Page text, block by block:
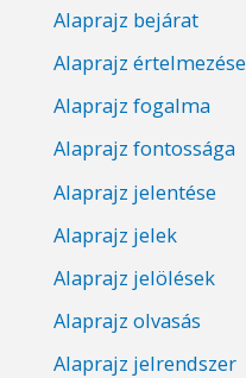
Alaprajz bejárat
Alaprajz értelmezése
Alaprajz fogalma
Alaprajz fontossága
Alaprajz jelentése
Alaprajz jelek
Alaprajz jelölések
Alaprajz olvasás
Alaprajz jelrendszer